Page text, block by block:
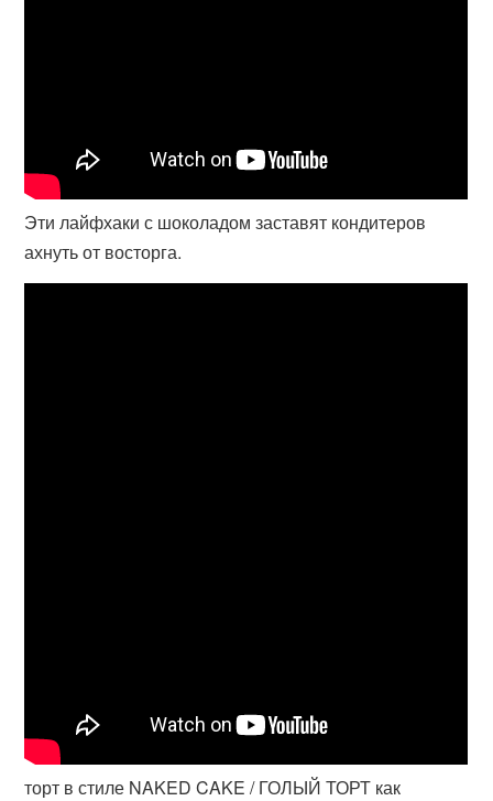
Эти лайфхаки с шоколадом заставят кондитеров
ахнуть от восторга.
торт в стиле NAKED CAKE / ГОЛЫЙ ТОРТ как